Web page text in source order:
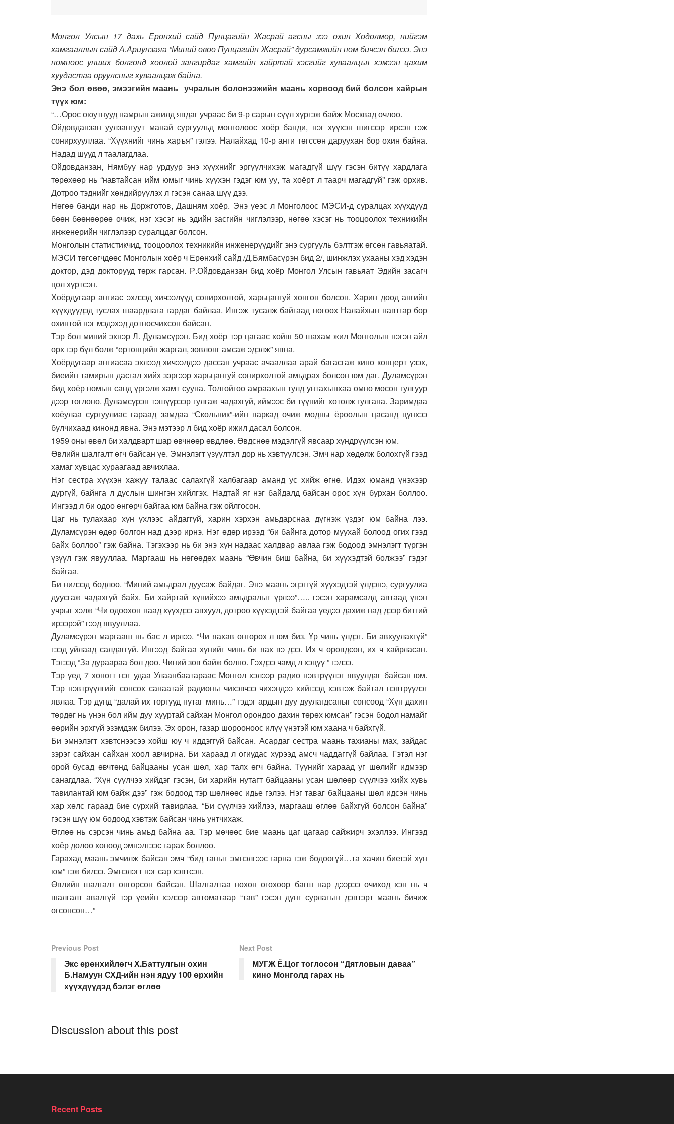
Монгол Улсын 17 дахь Ерөнхий сайд Пунцагийн Жасрай агсны зээ охин Хөдөлмөр, нийгэм
хамгааллын сайд А.Ариунзаяа “Миний өвөө Пунцагийн Жасрай” дурсамжийн ном бичсэн билээ. Энэ
номноос унших болгонд хоолой зангирдаг хамгийн хайртай хэсгийг хуваалцъя хэмээн цахим
хуудастаа оруулсныг хуваалцаж байна.
Энэ бол өвөө, эмээгийн маань учралын болонээжийн маань хорвоод бий болсон хайрын
түүх юм:
“…Орос оюутнууд намрын ажилд явдаг учраас би 9-р сарын сүүл хүргэж байж Москвад очлоо.
Ойдовданзан уулзангуут манай сургуульд монголоос хоёр банди, нэг хүүхэн шинээр ирсэн гэж
сонирхууллаа. “Хүүхнийг чинь харъя” гэлээ. Налайхад 10-р анги төгссөн даруухан бор охин байна.
Надад шууд л таалагдлаа.
Ойдовданзан, Нямбуу нар урдуур энэ хүүхнийг эргүүлчихэж магадгүй шүү гэсэн битүү хардлага
төрөхөөр нь “навтайсан ийм юмыг чинь хүүхэн гэдэг юм уу, та хоёрт л таарч магадгүй” гэж орхив.
Дотроо тэднийг хөндийрүүлэх л гэсэн санаа шүү дээ.
Нөгөө банди нар нь Доржготов, Дашням хоёр. Энэ үеэс л Монголоос МЭСИ-д суралцах хүүхдүүд
бөөн бөөнөөрөө очиж, нэг хэсэг нь эдийн засгийн чиглэлээр, нөгөө хэсэг нь тооцоолох техникийн
инженерийн чиглэлээр суралцдаг болсон.
Монголын статистикчид, тооцоолох техникийн инженерүүдийг энэ сургууль бэлтгэж өгсөн гавьяатай.
МЭСИ төгсөгчдөөс Монголын хоёр ч Ерөнхий сайд /Д.Бямбасүрэн бид 2/, шинжлэх ухааны хэд хэдэн
доктор, дэд докторууд төрж гарсан. Р.Ойдовданзан бид хоёр Монгол Улсын гавьяат Эдийн засагч
цол хүртсэн.
Хоёрдугаар ангиас эхлээд хичээлүүд сонирхолтой, харьцангуй хөнгөн болсон. Харин доод ангийн
хүүхдүүдэд туслах шаардлага гардаг байлаа. Ингэж тусалж байгаад нөгөөх Налайхын навтгар бор
охинтой нэг мэдэхэд дотносчихсон байсан.
Тэр бол миний эхнэр Л. Дуламсүрэн. Бид хоёр тэр цагаас хойш 50 шахам жил Монголын нэгэн айл
өрх гэр бүл болж “ертөнцийн жаргал, зовлонг амсаж эдэлж” явна.
Хоёрдугаар ангиасаа эхлээд хичээлдээ дассан учраас ачааллаа арай багасгаж кино концерт үзэх,
биеийн тамирын дасгал хийх зэргээр харьцангуй сонирхолтой амьдрах болсон юм даг. Дуламсүрэн
бид хоёр номын санд үргэлж хамт сууна. Толгойгоо амраахын тулд унтахынхаа өмнө мөсөн гулгуур
дээр тоглоно. Дуламсүрэн тэшүүрээр гулгаж чадахгүй, иймээс би түүнийг хөтөлж гулгана. Заримдаа
хоёулаа сургуулиас гараад замдаа “Скольник”-ийн паркад очиж модны ёроолын цасанд цүнхээ
булчихаад кинонд явна. Энэ мэтээр л бид хоёр ижил дасал болсон.
1959 оны өвөл би халдварт шар өвчнөөр өвдлөө. Өвдснөө мэдэлгүй явсаар хүндрүүлсэн юм.
Өвлийн шалгалт өгч байсан үе. Эмнэлэгт үзүүлтэл дор нь хэвтүүлсэн. Эмч нар хөдөлж болохгүй гээд
хамаг хувцас хураагаад авчихлаа.
Нэг сестра хүүхэн хажуу талаас салахгүй халбагаар аманд ус хийж өгнө. Идэх юманд үнэхээр
дургүй, байнга л дуслын шингэн хийлгэх. Надтай яг нэг байдалд байсан орос хүн бурхан боллоо.
Ингээд л би одоо өнгөрч байгаа юм байна гэж ойлгосон.
Цаг нь тулахаар хүн үхлээс айдаггүй, харин хэрхэн амьдарснаа дүгнэж үздэг юм байна лээ.
Дуламсүрэн өдөр болгон над дээр ирнэ. Нэг өдөр ирээд “би байнга дотор муухай болоод огих гээд
байх боллоо” гэж байна. Тэгэхээр нь би энэ хүн надаас халдвар авлаа гэж бодоод эмнэлэгт түргэн
үзүүл гэж явууллаа. Маргааш нь нөгөөдөх маань “Өвчин биш байна, би хүүхэдтэй болжээ” гэдэг
байгаа.
Би нилээд бодлоо. “Миний амьдрал дуусаж байдаг. Энэ маань эцэггүй хүүхэдтэй үлдэнэ, сургуулиа
дуусгаж чадахгүй байх. Би хайртай хүнийхээ амьдралыг үрлээ”….. гэсэн харамсалд автаад үнэн
учрыг хэлж “Чи одоохон наад хүүхдээ авхуул, дотроо хүүхэдтэй байгаа үедээ дахиж над дээр битгий
ирээрэй” гээд явууллаа.
Дуламсүрэн маргааш нь бас л ирлээ. “Чи яахав өнгөрөх л юм биз. Үр чинь үлдэг. Би авхуулахгүй”
гээд уйлаад салдаггүй. Ингээд байгаа хүнийг чинь би яах вэ дээ. Их ч өрөвдсөн, их ч хайрласан.
Тэгээд “За дураараа бол доо. Чиний зөв байж болно. Гэхдээ чамд л хэцүү ” гэлээ.
Тэр үед 7 хоногт нэг удаа Улаанбаатараас Монгол хэлээр радио нэвтрүүлэг явуулдаг байсан юм.
Тэр нэвтрүүлгийг сонсох санаатай радионы чихэвчээ чихэндээ хийгээд хэвтэж байтал нэвтрүүлэг
явлаа. Тэр дунд “далай их торгууд нутаг минь…” гэдэг ардын дуу дуулагдсаныг сонсоод “Хүн дахин
төрдөг нь үнэн бол ийм дуу хууртай сайхан Монгол орондоо дахин төрөх юмсан” гэсэн бодол намайг
өөрийн эрхгүй эзэмдэж билээ. Эх орон, газар шорооноос илүү үнэтэй юм хаана ч байхгүй.
Би эмнэлэгт хэвтснээсээ хойш юу ч иддэггүй байсан. Асардаг сестра маань тахианы мах, зайдас
зэрэг сайхан сайхан хоол авчирна. Би хараад л огиудас хүрээд амсч чаддаггүй байлаа. Гэтэл нэг
орой бусад өвчтөнд байцааны усан шөл, хар талх өгч байна. Түүнийг хараад уг шөлийг идмээр
санагдлаа. “Хүн сүүлчээ хийдэг гэсэн, би харийн нутагт байцааны усан шөлөөр сүүлчээ хийх хувь
тавилантай юм байж дээ” гэж бодоод тэр шөлнөөс идье гэлээ. Нэг таваг байцааны шөл идсэн чинь
хар хөлс гараад бие сүрхий тавирлаа. “Би сүүлчээ хийлээ, маргааш өглөө байхгүй болсон байна”
гэсэн шүү юм бодоод хэвтэж байсан чинь унтчихаж.
Өглөө нь сэрсэн чинь амьд байна аа. Тэр мөчөөс бие маань цаг цагаар сайжирч эхэллээ. Ингээд
хоёр долоо хоноод эмнэлгээс гарах боллоо.
Гарахад маань эмчилж байсан эмч “бид таныг эмнэлгээс гарна гэж бодоогүй…та хачин биетэй хүн
юм” гэж билээ. Эмнэлэгт нэг сар хэвтсэн.
Өвлийн шалгалт өнгөрсөн байсан. Шалгалтаа нөхөн өгөхөөр багш нар дээрээ очиход хэн нь ч
шалгалт авалгүй тэр үеийн хэлээр автоматаар “тав” гэсэн дүнг сурлагын дэвтэрт маань бичиж
өгсөнсөн…”
Previous Post
Экс ерөнхийлөгч Х.Баттулгын охин
Б.Намуун СХД-ийн нэн ядуу 100 өрхийн
хүүхдүүдэд бэлэг өглөө
Next Post
МУГЖ Ё.Цог тоглосон “Дятловын даваа”
кино Монголд гарах нь
Discussion about this post
Recent Posts